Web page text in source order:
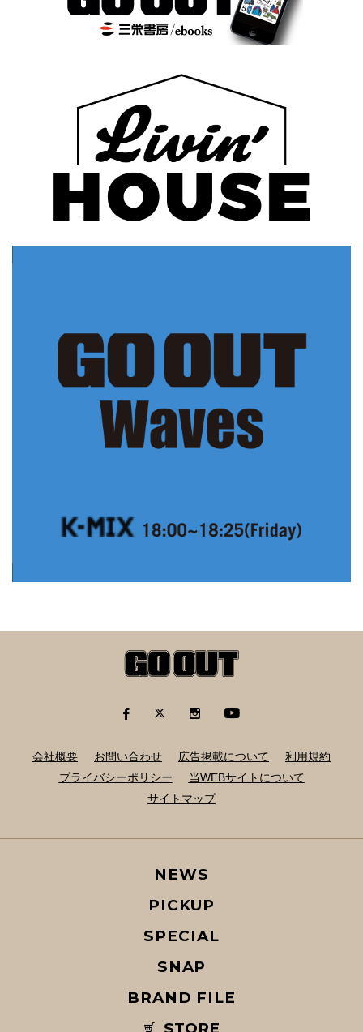
会社概要 お問い合わせ 広告掲載について
利用規約
プライバシーポリシー
当WEBサイトについて
サイトマップ
NEWS
PICKUP
SPECIAL
SNAP
BRAND FILE